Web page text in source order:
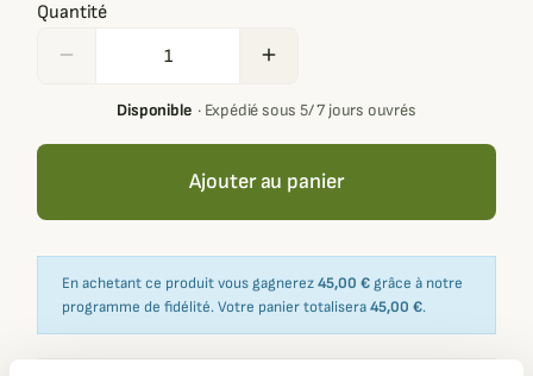
Quantité
remove add
Disponible· Expédié sous 5/ 7 jours ouvrés
Ajouter au panier
En achetant ce produit vous gagnerez45,00 € grâce à notre
programme de fidélité. Votre panier totalisera45,00 €.